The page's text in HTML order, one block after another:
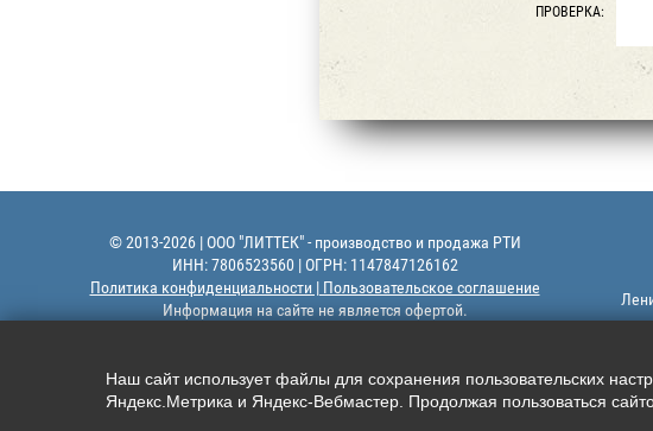
ПРОВЕРКА:
© 2013-2026 | ООО "ЛИТТЕК" - производство и продажа РТИ
ИНН: 7806523560 | ОГРН: 1147847126162
Политика конфиденциальности | Пользовательское соглашение
Информация на сайте не является офертой.
Наш сайт использует файлы для сохранения пользовательских
Яндекс.Метрика и Яндекс-Вебмастер. Продолжая пользоваться